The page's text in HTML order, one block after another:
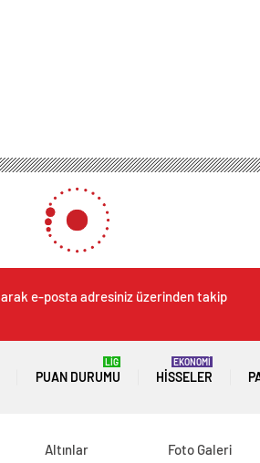
e-posta adresiniz üzerinden takip
PUAN DURUMU
LİG
HISSELER
EKONOMİ
Altınlar Foto Galeri